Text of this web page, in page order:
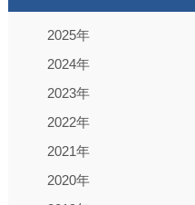
2025年
2024年
2023年
2022年
2021年
2020年